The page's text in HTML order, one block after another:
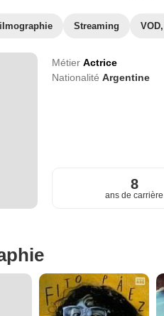
Streaming
Métier Actrice
Nationalité Argentine
8
ans de carrière